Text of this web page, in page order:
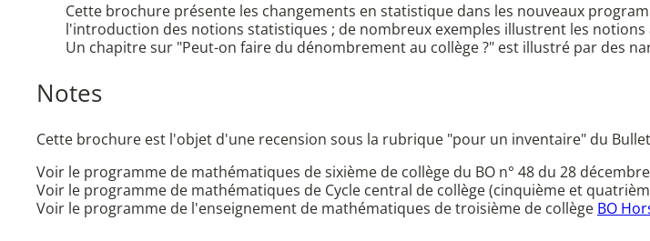
Cette brochure présente les changements en statistique dans les nouveaux
l'introduction des notions statistiques ; de nombreux exemples illustrent les notions
Un chapitre sur "Peut-on faire du dénombrement au collège ?" est illustré par des
Notes
Cette brochure est l'objet d'une recension sous la rubrique "pour un inventaire" du
Voir le programme de mathématiques de sixième de collège du BO n° 48 du 28
Voir le programme de mathématiques de Cycle central de collège (cinquième et
Voir le programme de l'enseignement de mathématiques de troisième de collège BO